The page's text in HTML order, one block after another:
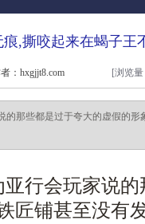
痕,撕咬起来在蝎子王
：hxgjjt8.com [浏览
的那些都是过于夸大的虚假的
亚行会玩家说
匠铺甚至没有